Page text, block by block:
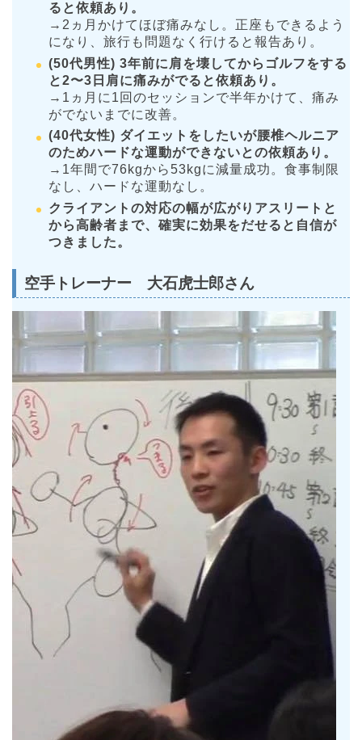
ると依頼あり。
→2ヵ月かけてほぼ痛みなし。正座もできるよう
になり、旅行も問題なく行けると報告あり。
(50代男性) 3年前に肩を壊してからゴルフをする
と2〜3日肩に痛みがでると依頼あり。
→1ヵ月に1回のセッションで半年かけて、痛み
がでないまでに改善。
(40代女性) ダイエットをしたいが腰椎ヘルニア
のためハードな運動ができないとの依頼あり。
→1年間で76kgから53kgに減量成功。食事制限
なし、ハードな運動なし。
クライアントの対応の幅が広がりアスリートと
から高齢者まで、確実に効果をだせると自信が
つきました。
空手トレーナー 大石虎士郎さん